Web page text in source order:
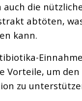
auch die
abtöten,
kann.
Vorteile, um
zu